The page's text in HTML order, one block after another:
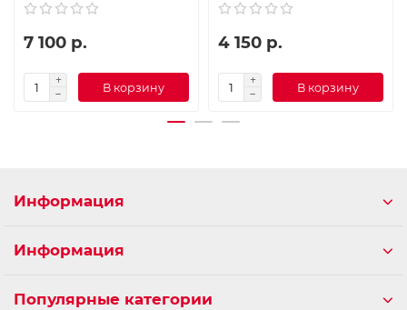
7 100 р.
В корзину
4 150 р.
В корзину
Информация
Информация
Популярные категории